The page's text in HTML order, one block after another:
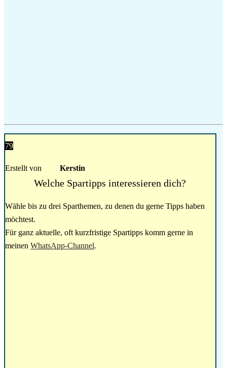
79
Erstellt von Kerstin
Welche Spartipps interessieren dich?
Wähle bis zu drei Sparthemen, zu denen du gerne Tipps haben
möchtest.
Für ganz aktuelle, oft kurzfristige Spartipps komm gerne in
meinen WhatsApp-Channel.